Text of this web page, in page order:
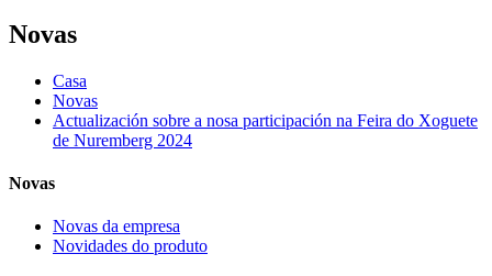
Novas
Casa
Novas
Actualización sobre a nosa participación na Feira do Xoguete
de Nuremberg 2024
Novas
Novas da empresa
Novidades do produto